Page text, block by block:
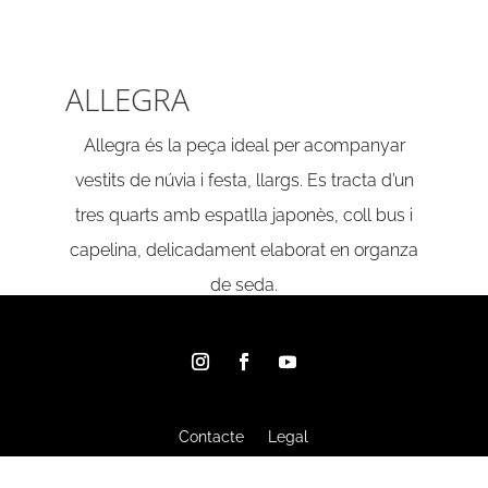
ALLEGRA
Allegra és la peça ideal per acompanyar
vestits de núvia i festa, llargs. Es tracta d’un
tres quarts amb espatlla japonès, coll bus i
capelina, delicadament elaborat en organza
de seda.
Contacte Legal